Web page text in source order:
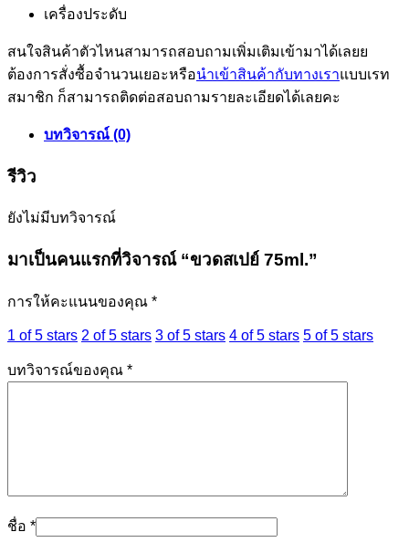
เครื่องประดับ
สนใจสินค้าตัวไหนสามารถสอบถามเพิ่มเติมเข้ามาได้เลยย
ต้องการสั่งซื้อจำนวนเยอะหรือนำเข้าสินค้ากับทางเราแบบเรท
สมาชิก ก็สามารถติดต่อสอบถามรายละเอียดได้เลยคะ
บทวิจารณ์ (0)
รีวิว
ยังไม่มีบทวิจารณ์
มาเป็นคนแรกที่วิจารณ์ “ขวดสเปย์ 75ml.”
การให้คะแนนของคุณ *
1 of 5 stars 2 of 5 stars 3 of 5 stars 4 of 5 stars 5 of 5 stars
บทวิจารณ์ของคุณ *
ชื่อ *